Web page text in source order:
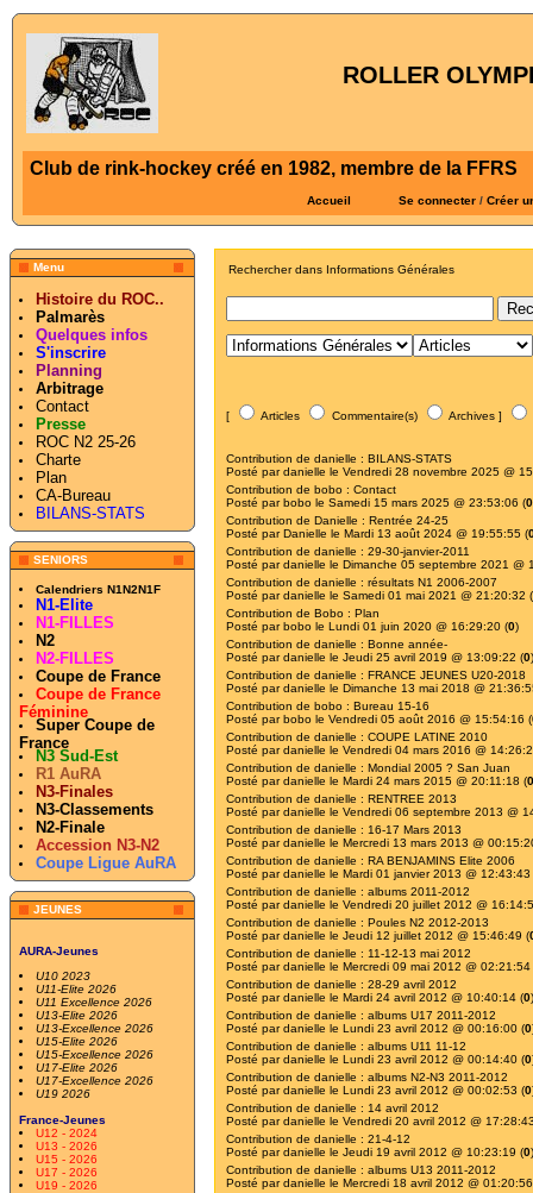
ROLLER
Club de rink-hockey créé en 1982, membre de la FFRS
Accueil Se connecter / Créer
Menu
Histoire du ROC..
Palmarès
Quelques infos
S'inscrire
Planning
Arbitrage
Contact
Presse
ROC N2 25-26
Charte
Plan
CA-Bureau
BILANS-STATS
SENIORS
Calendriers N1N2N1F
N1-Elite
N1-FILLES
N2
N2-FILLES
Coupe de France
Coupe de France
Féminine
Super Coupe de
France
N3 Sud-Est
R1 AuRA
N3-Finales
N3-Classements
N2-Finale
Accession N3-N2
Coupe Ligue AuRA
JEUNES
AURA-Jeunes
U10 2023
U11-Elite 2026
U11 Excellence 2026
U13-Elite 2026
U13-Excellence 2026
U15-Elite 2026
U15-Excellence 2026
U17-Elite 2026
U17-Excellence 2026
U19 2026
France-Jeunes
U12 - 2024
U13 - 2026
U15 - 2026
U17 - 2026
U19 - 2026
Rechercher dans Informations Générales
[ Articles Commentaire(s) Archives ]
Contribution de danielle : BILANS-STATS
Posté pardanielle le Vendredi 28 novembre 2025 @
Contribution de bobo : Contact
Posté parbobo le Samedi 15 mars 2025 @ 23:53:06 (0
Contribution de Danielle : Rentrée 24-25
Posté parDanielle le Mardi 13 août 2024 @ 19:55:55 (
Contribution de danielle : 29-30-janvier-2011
Posté pardanielle le Dimanche 05 septembre 2021 @
Contribution de danielle : résultats N1 2006-2007
Posté pardanielle le Samedi 01 mai 2021 @ 21:20:32 (
Contribution de Bobo : Plan
Posté parbobo le Lundi 01 juin 2020 @ 16:29:20 (0)
Contribution de danielle : Bonne année-
Posté pardanielle le Jeudi 25 avril 2019 @ 13:09:22 (0)
Contribution de danielle : FRANCE JEUNES U20-2018
Posté pardanielle le Dimanche 13 mai 2018 @
Contribution de bobo : Bureau 15-16
Posté parbobo le Vendredi 05 août 2016 @ 15:54:16 (
Contribution de danielle : COUPE LATINE 2010
Posté pardanielle le Vendredi 04 mars 2016 @
Contribution de danielle : Mondial 2005 ? San Juan
Posté pardanielle le Mardi 24 mars 2015 @ 20:11:18 (0
Contribution de danielle : RENTREE 2013
Posté pardanielle le Vendredi 06 septembre 2013 @
Contribution de danielle : 16-17 Mars 2013
Posté pardanielle le Mercredi 13 mars 2013 @
Contribution de danielle : RA BENJAMINS Elite 2006
Posté pardanielle le Mardi 01 janvier 2013 @ 12:43:43
Contribution de danielle : albums 2011-2012
Posté pardanielle le Vendredi 20 juillet 2012 @
Contribution de danielle : Poules N2 2012-2013
Posté pardanielle le Jeudi 12 juillet 2012 @ 15:46:49 (
Contribution de danielle : 11-12-13 mai 2012
Posté pardanielle le Mercredi 09 mai 2012 @ 02:21:54
Contribution de danielle : 28-29 avril 2012
Posté pardanielle le Mardi 24 avril 2012 @ 10:40:14 (0)
Contribution de danielle : albums U17 2011-2012
Posté pardanielle le Lundi 23 avril 2012 @ 00:16:00 (0
Contribution de danielle : albums U11 11-12
Posté pardanielle le Lundi 23 avril 2012 @ 00:14:40 (0
Contribution de danielle : albums N2-N3 2011-2012
Posté pardanielle le Lundi 23 avril 2012 @ 00:02:53 (0
Contribution de danielle : 14 avril 2012
Posté pardanielle le Vendredi 20 avril 2012 @
Contribution de danielle : 21-4-12
Posté pardanielle le Jeudi 19 avril 2012 @ 10:23:19 (0)
Contribution de danielle : albums U13 2011-2012
Posté pardanielle le Mercredi 18 avril 2012 @